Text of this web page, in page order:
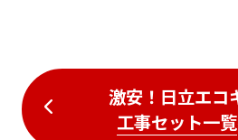
激安！日立エコ
工事セット一覧